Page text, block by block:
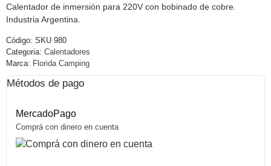
Calentador de inmersión para 220V con bobinado de cobre.
Industria Argentina.
Código: SKU 980
Categoria: Calentadores
Marca: Florida Camping
Métodos de pago
MercadoPago
Comprá con dinero en cuenta